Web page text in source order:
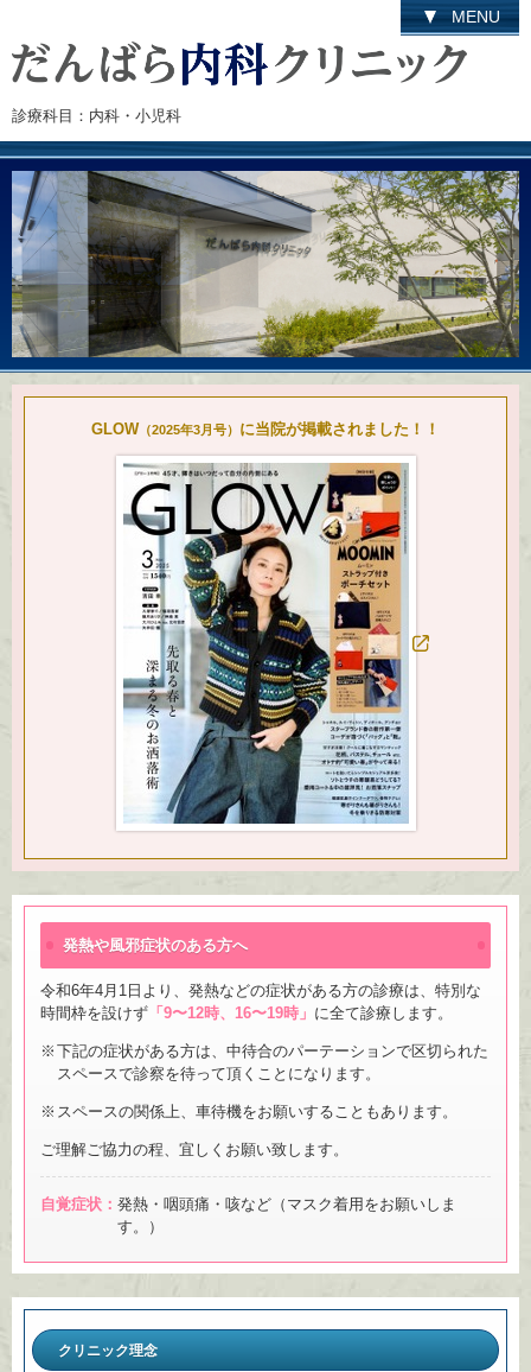
診療科目：内科・小児科
GLOW （2025年3月号） に当院が掲載されました！！
発熱や風邪症状のある方へ
令和6年4月1日より、発熱などの症状がある方の診療は、特別な
時間枠を設けず「9〜12時、16〜19時」 に全て診療します。
下記の症状がある方は、中待合のパーテーションで区切られた
スペースで診察を待って頂くことになります。
スペースの関係上、車待機をお願いすることもあります。
ご理解ご協力の程、宜しくお願い致します。
自覚症状： 発熱・咽頭痛・咳など（マスク着用をお願いしま
す。）
クリニック理念
MENU